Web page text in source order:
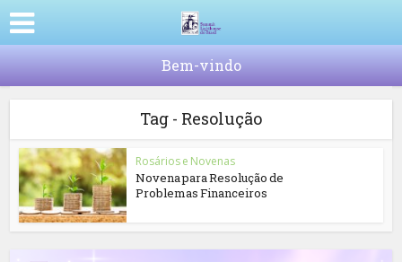
Bem-vindo
Tag - Resolução
Rosários e Novenas
Novena para Resolução de
Problemas Financeiros